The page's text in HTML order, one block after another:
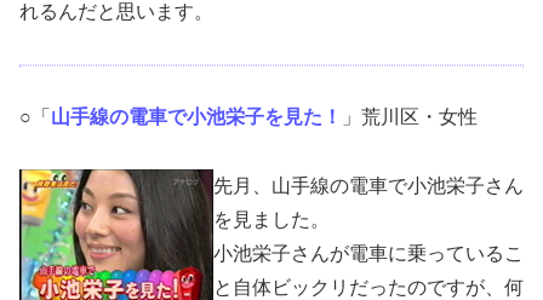
れるんだと思います。
○「 山手線の電車で小池栄子を見た！ 」荒川区・女性
先月、山手線の電車で小池栄子さん
を見ました。
小池栄子さんが電車に乗っているこ
と自体ビックリだったのですが、何